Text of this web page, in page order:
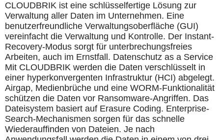
CLOUDBRIK ist eine schlüsselfertige Lösung zur
Verwaltung aller Daten im Unternehmen. Eine
benutzerfreundliche Verwaltungsoberfläche (GUI)
vereinfacht die Verwaltung und Kontrolle. Der Instant-
Recovery-Modus sorgt für unterbrechungsfreies
Arbeiten, auch im Ernstfall. Datenschutz as a Service
Mit CLOUDBRIK werden die Daten verschlüsselt in
einer hyperkonvergenten Infrastruktur (HCI) abgelegt.
Airgap, Medienbrüche und eine WORM-Funktionalität
schützen die Daten vor Ransomware-Angriffen. Das
Dateisystem basiert auf Erasure Coding. Enterprise-
Search-Mechanismen sorgen für das schnelle
Wiederauffinden von Dateien. Je nach